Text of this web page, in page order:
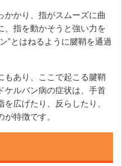
かかり、指がスムーズに曲
、指を動かそうと強い力を
”とはねるように腱鞘を通過
もあり、ここで起こる腱鞘
ケルバン病の症状は、手首
広げたり、反らしたり、
特徴です。